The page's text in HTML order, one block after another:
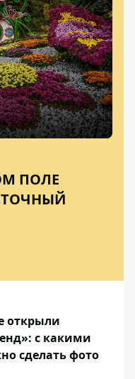
ПОЛЕ
открыли
с какими
сделать фото